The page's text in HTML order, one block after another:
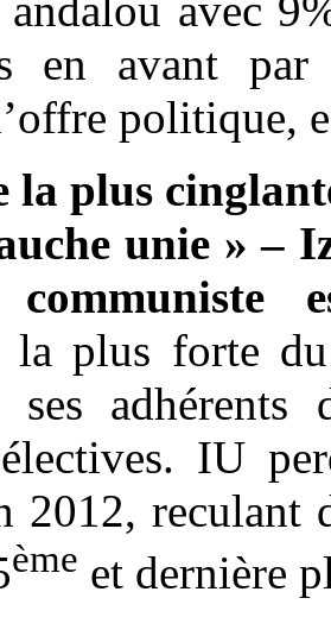
en avant
politique,
la plus
unie » –
la plus forte
adhérents
IU
2012, reculant
ème et dernière